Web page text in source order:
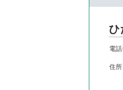
ひ